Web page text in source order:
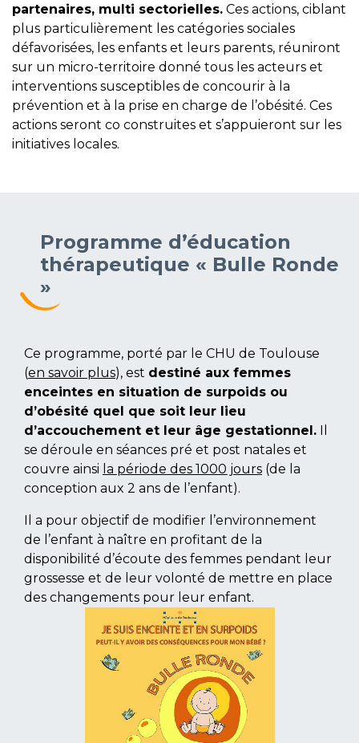
partenaires, multi sectorielles. Ces actions, ciblant
plus particulièrement les catégories sociales
défavorisées, les enfants et leurs parents, réuniront
sur un micro-territoire donné tous les acteurs et
interventions susceptibles de concourir à la
prévention et à la prise en charge de l’obésité. Ces
actions seront co construites et s’appuieront sur les
initiatives locales.
Programme d’éducation
thérapeutique « Bulle Ronde
»
Ce programme, porté par le CHU de Toulouse
(en savoir plus), est destiné aux femmes
enceintes en situation de surpoids ou
d’obésité quel que soit leur lieu
d’accouchement et leur âge gestationnel. Il
se déroule en séances pré et post natales et
couvre ainsi la période des 1000 jours (de la
conception aux 2 ans de l’enfant).
Il a pour objectif de modifier l’environnement
de l’enfant à naître en profitant de la
disponibilité d’écoute des femmes pendant leur
grossesse et de leur volonté de mettre en place
des changements pour leur enfant.